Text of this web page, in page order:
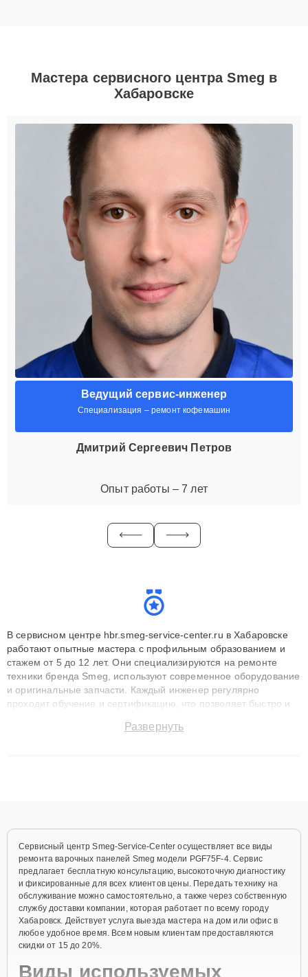
Мастера сервисного центра Smeg в
Хабаровске
Ведущий сервис-инженер
Специализация – ремонт кофемашин
Дмитрий Сергеевич Петров
Опыт работы – 7 лет
В сервисном центре hbr.smeg-service-center.ru в Хабаровске
работают опытные мастера с профильным образованием и
стажем от 5 до 12 лет. Они специализируются на ремонте
техники бренда Smeg, используют современное оборудование
и оригинальные запчасти. Каждый инженер регулярно
проходит обучение и сертификацию, что позволяет быстро и
сохранением гарантии до 3 лет. Наши мастера решают
Развернуть
Сервисный центр Smeg-Service-Center осуществляет все виды
ремонта варочных панелей Smeg модели PGF75F-4. Сервис
предлагает бесплатную консультацию, высокоточную диагностику
и фиксированные для всех клиентов цены. Передать технику на
обслуживание можно самостоятельно, а также через собственную
службу доставки компании, которая работает по всему городу
Хабаровск. Действует услуга выезда мастера на дом или офис в
любое удобное время. Всем новым клиентам предоставляются
скидки от 15 до 20%.
Виды используемых